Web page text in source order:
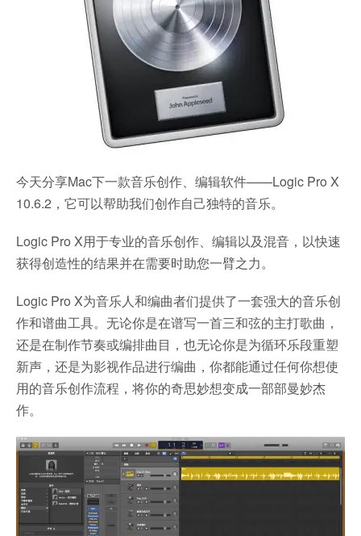
今天分享Mac下一款音乐创作、编辑软件——Logic Pro X
10.6.2，它可以帮助我们创作自己独特的音乐。
Logic Pro X用于专业的音乐创作、编辑以及混音，以快速
获得创造性的结果并在需要时助您一臂之力。
Logic Pro X为音乐人和编曲者们提供了一套强大的音乐创
作和谱曲工具。无论你是在谱写一首三和弦的主打歌曲，
还是在制作节奏或编排曲目，也无论你是为循环乐段重塑
新声，还是为影视作品进行编曲，你都能通过任何你想使
用的音乐创作流程，将你的奇思妙想变成一部部曼妙杰
作。